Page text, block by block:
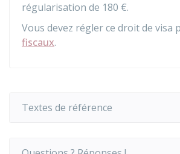
régularisation de 180 €.
Vous devez régler ce droit de visa
fiscaux.
Textes de référence